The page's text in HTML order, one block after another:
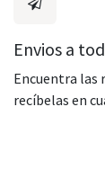
Envios a
Encuentra las
recíbelas en